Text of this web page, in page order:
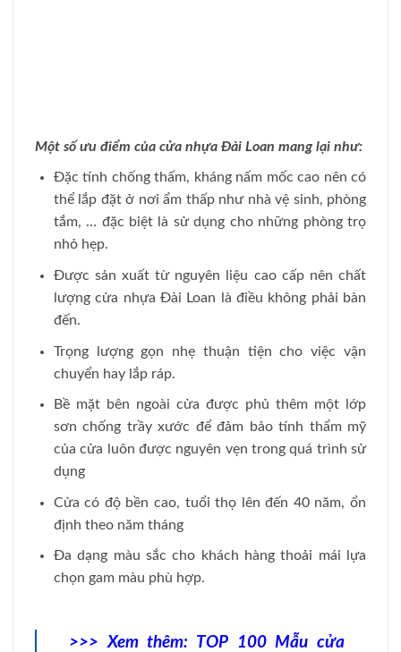
Một số ưu điểm của cửa nhựa Đài Loan mang lại như:
Đặc tính chống thấm, kháng nấm mốc cao nên có
thể lắp đặt ở nơi ẩm thấp như nhà vệ sinh, phòng
tắm, … đặc biệt là sử dụng cho những phòng trọ
nhỏ hẹp.
Được sản xuất từ nguyên liệu cao cấp nên chất
lượng cửa nhựa Đài Loan là điều không phải bàn
đến.
Trọng lượng gọn nhẹ thuận tiện cho việc vận
chuyển hay lắp ráp.
Bề mặt bên ngoài cửa được phủ thêm một lớp
sơn chống trầy xước để đảm bảo tính thẩm mỹ
của cửa luôn được nguyên vẹn trong quá trình sử
dụng
Cửa có độ bền cao, tuổi thọ lên đến 40 năm, ổn
định theo năm tháng
Đa dạng màu sắc cho khách hàng thoải mái lựa
chọn gam màu phù hợp.
>>> Xem thêm: TOP 100 Mẫu cửa